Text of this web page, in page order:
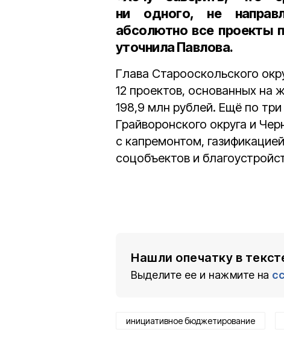
ни одного, не
абсолютно все проекты
уточнила Павлова.
Глава Старооскольского
12 проектов, основанных на
198,9 млн рублей. Ещё по
Грайворонского округа и
с капремонтом,
соцобъектов и
Нашли опечатку в
Выделите ее и нажмите на
инициативное бюджетирование